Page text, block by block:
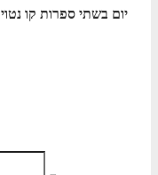
יום בשתי ספרות קו